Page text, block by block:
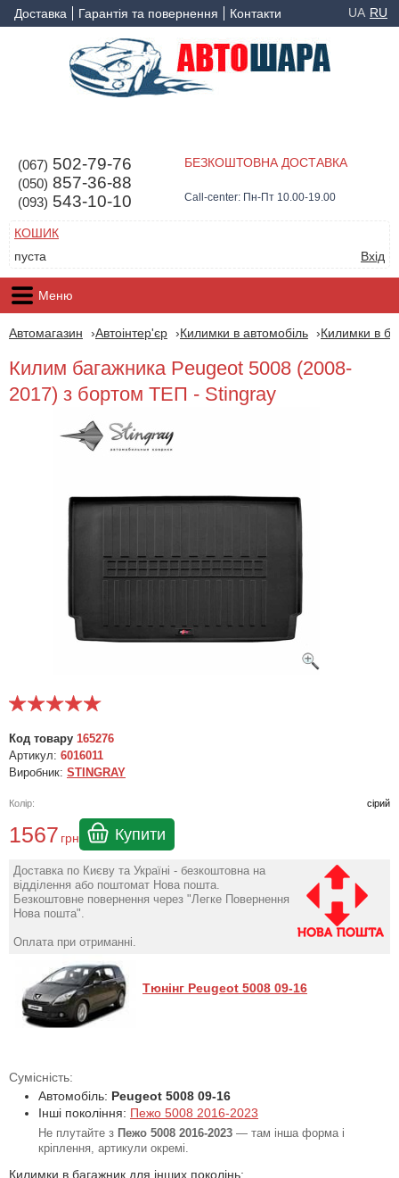
Доставка Гарантія та повернення Контакти UA RU
(067) 502-79-76
(050) 857-36-88
(093) 543-10-10
БЕЗКОШТОВНА ДОСТАВКА
Call-center: Пн-Пт 10.00-19.00
КОШИК
пуста
Вхід
Меню
Автомагазин Автоінтер'єр Килимки в автомобіль Килимки в
Килим багажника Peugeot 5008 (2008-
2017) з бортом ТЕП - Stingray
Код товару 165276
Артикул: 6016011
Виробник: STINGRAY
Колір: сірий
1567 грн Купити
Доставка по Києву та Україні - безкоштовна на
відділення або поштомат Нова пошта.
Безкоштовне повернення через "Легке Повернення
Нова пошта".
Оплата при отриманні.
Тюнінг Peugeot 5008 09-16
Сумісність:
Автомобіль: Peugeot 5008 09-16
Інші покоління: Пежо 5008 2016-2023
Не плутайте з Пежо 5008 2016-2023 — там інша форма і
кріплення, артикули окремі.
Килимки в багажник для інших поколінь: